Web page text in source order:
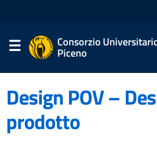
Consorzio
Piceno
Design POV –
prodotto